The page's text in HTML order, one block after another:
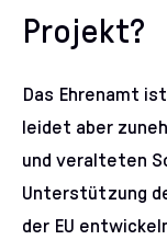
Projekt?
Das Ehrenamt
leidet aber
und veralteten
Unterstützung
der EU